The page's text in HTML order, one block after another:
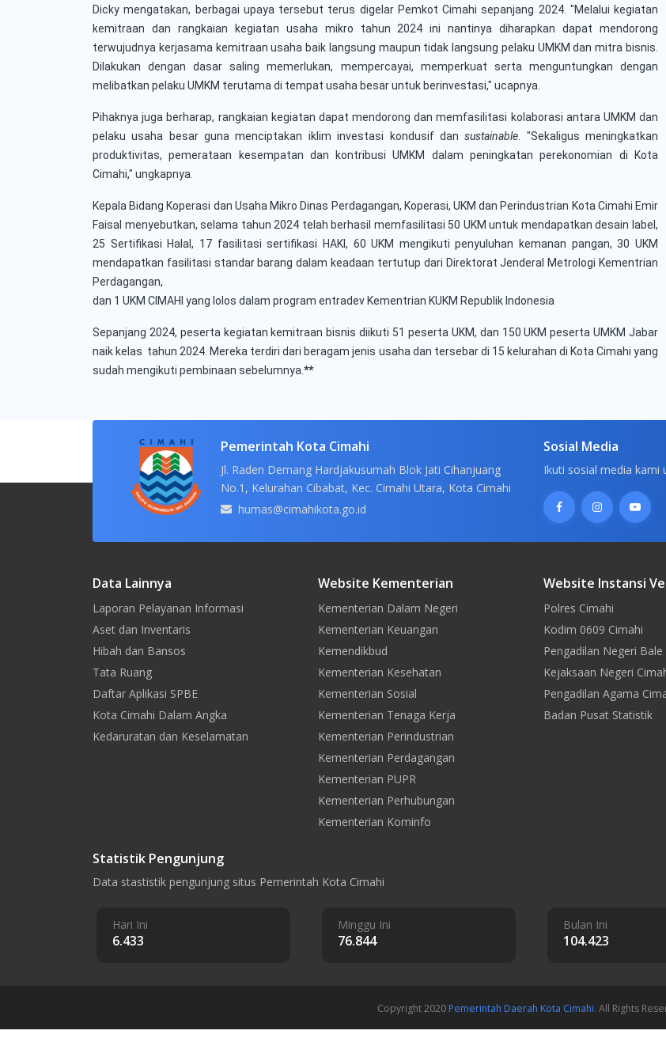
Dicky mengatakan, berbagai upaya tersebut terus digelar Pemkot Cimahi sepanjang 2024. "Melalui kegiatan
kemitraan dan rangkaian kegiatan usaha mikro tahun 2024 ini nantinya diharapkan dapat mendorong
terwujudnya kerjasama kemitraan usaha baik langsung maupun tidak langsung pelaku UMKM dan mitra bisnis.
Dilakukan dengan dasar saling memerlukan, mempercayai, memperkuat serta menguntungkan dengan
melibatkan pelaku UMKM terutama di tempat usaha besar untuk berinvestasi," ucapnya.
Pihaknya juga berharap, rangkaian kegiatan dapat mendorong dan memfasilitasi kolaborasi antara UMKM dan
pelaku usaha besar guna menciptakan iklim investasi kondusif dansustainable . "Sekaligus meningkatkan
produktivitas, pemerataan kesempatan dan kontribusi UMKM dalam peningkatan perekonomian di Kota
Cimahi," ungkapnya.
Kepala Bidang Koperasi dan Usaha Mikro Dinas Perdagangan, Koperasi, UKM dan Perindustrian Kota Cimahi Emir
Faisal menyebutkan, selama tahun 2024 telah berhasil memfasilitasi 50 UKM untuk mendapatkan desain label,
25 Sertifikasi Halal, 17 fasilitasi sertifikasi HAKI, 60 UKM mengikuti penyuluhan kemanan pangan, 30 UKM
mendapatkan fasilitasi standar barang dalam keadaan tertutup dari Direktorat Jenderal Metrologi Kementrian
Perdagangan,
dan 1 UKM CIMAHI yang lolos dalam program entradev Kementrian KUKM Republik Indonesia
Sepanjang 2024, peserta kegiatan kemitraan bisnis diikuti 51 peserta UKM, dan 150 UKM peserta UMKM Jabar
naik kelas tahun 2024. Mereka terdiri dari beragam jenis usaha dan tersebar di 15 kelurahan di Kota Cimahi yang
sudah mengikuti pembinaan sebelumnya. **
Pemerintah Kota Cimahi
Jl. Raden Demang Hardjakusumah Blok Jati Cihanjuang
No.1, Kelurahan Cibabat, Kec. Cimahi Utara, Kota Cimahi
humas@cimahikota.go.id
Sosial Media
Ikuti sosial media kami
Data Lainnya
Laporan Pelayanan Informasi
Aset dan Inventaris
Hibah dan Bansos
Tata Ruang
Daftar Aplikasi SPBE
Kota Cimahi Dalam Angka
Kedaruratan dan Keselamatan
Website Kementerian
Kementerian Dalam Negeri
Kementerian Keuangan
Kemendikbud
Kementerian Kesehatan
Kementerian Sosial
Kementerian Tenaga Kerja
Kementerian Perindustrian
Kementerian Perdagangan
Kementerian PUPR
Kementerian Perhubungan
Kementerian Kominfo
Website Instansi
Polres Cimahi
Kodim 0609 Cimahi
Pengadilan Negeri
Kejaksaan Negeri
Pengadilan Agama
Badan Pusat Statistik
Statistik Pengunjung
Data stastistik pengunjung situs Pemerintah Kota Cimahi
Hari Ini
6.433
Minggu Ini
76.844
Bulan Ini
104.423
Copyright 2020 Pemerintah Daerah Kota Cimahi. All Rights